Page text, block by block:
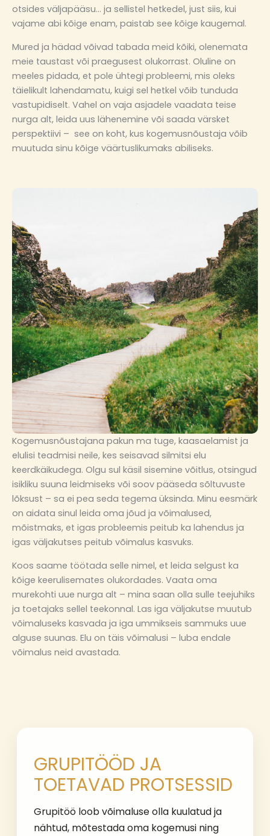
otsides väljapääsu… ja sellistel hetkedel, just siis, kui
vajame abi kõige enam, paistab see kõige kaugemal.
Mured ja hädad võivad tabada meid kõiki, olenemata
meie taustast või praegusest olukorrast. Oluline on
meeles pidada, et pole ühtegi probleemi, mis oleks
täielikult lahendamatu, kuigi sel hetkel võib tunduda
vastupidiselt. Vahel on vaja asjadele vaadata teise
nurga alt, leida uus lähenemine või saada värsket
perspektiivi – see on koht, kus kogemusnõustaja võib
muutuda sinu kõige väärtuslikumaks abiliseks.
Kogemusnõustajana pakun ma tuge, kaasaelamist ja
elulisi teadmisi neile, kes seisavad silmitsi elu
keerdkäikudega. Olgu sul käsil sisemine võitlus, otsingud
isikliku suuna leidmiseks või soov pääseda sõltuvuste
lõksust – sa ei pea seda tegema üksinda. Minu eesmärk
on aidata sinul leida oma jõud ja võimalused,
mõistmaks, et igas probleemis peitub ka lahendus ja
igas väljakutses peitub võimalus kasvuks.
Koos saame töötada selle nimel, et leida selgust ka
kõige keerulisemates olukordades. Vaata oma
murekohti uue nurga alt – mina saan olla sulle teejuhiks
ja toetajaks sellel teekonnal. Las iga väljakutse muutub
võimaluseks kasvada ja iga ummikseis sammuks uue
alguse suunas. Elu on täis võimalusi – luba endale
võimalus neid avastada.
GRUPITÖÖD JA
TOETAVAD PROTSESSID
Grupitöö loob võimaluse olla kuulatud ja
nähtud, mõtestada oma kogemusi ning